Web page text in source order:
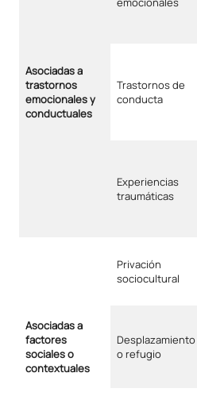
Asociadas a
trastornos
emocionales y
conductuales
Trastornos de
conducta
Experiencias
traumáticas
Asociadas a
factores
sociales o
contextuales
Privación
sociocultural
Desplazamiento
o refugio